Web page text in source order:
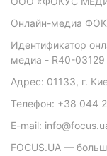
Онлайн-медиа
Идентификатор
медиа - R40-03129
Адрес: 01133, г.
Телефон: +38 044
E-mail:
FOCUS.UA —